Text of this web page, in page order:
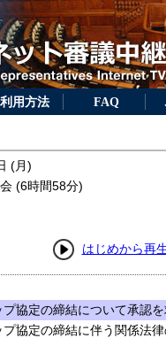
利用方法 FAQ
(月)
(6時間58分)
はじめから再
協定の締結について承認
協定の締結に伴う関係法